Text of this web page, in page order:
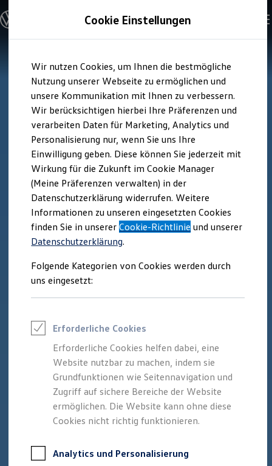
Hauptinhalt
springen
Footer
springen
Modelle und Konfigurator
Konfigurator
Modelle vergleichen
Elektroautos
ENERGY Sondermodelle
Nutzfahrzeuge
SUV und CUV
Familienautos
Kombis
Kompaktwagen
Sportwagen
Schnell verfügbare Fahrzeuge
Angebote und Produkte
Aktuelle Angebote
E-Auto-Förderung
Volkswagen Marktplatz
Die ENERGY Sondermodelle
Junge Gebrauchtwagen und Gebrauchtwagen
Volkswagen Zertifizierte Gebrauchtwagen
Elektromobilität bei Gebrauchtwagen
Saisonangebote
Reifenpakete
Leasing
Leasing-Angebote
Elektroauto Leasing
Kleinwagen-Leasing
Leasing ohne Anzahlung
Finanzierung
Autokredit mit Schlussrate
Versicherungen und Garantien
Kfz-Versicherung
Restschuldversicherungen
Garantien
Professional Class bei Volkswagen
Cookie Einstellungen
Wir nutzen Cookies, um Ihnen die bestmögliche
Nutzung unserer Webseite zu ermöglichen und
unsere Kommunikation mit Ihnen zu verbessern.
Wir berücksichtigen hierbei Ihre Präferenzen und
verarbeiten Daten für Marketing, Analytics und
Personalisierung nur, wenn Sie uns Ihre
Einwilligung geben. Diese können Sie jederzeit mit
Wirkung für die Zukunft im Cookie Manager
(Meine Präferenzen verwalten) in der
Datenschutzerklärung widerrufen. Weitere
Informationen zu unseren eingesetzten Cookies
finden Sie in unsererCookie-Richtlinie und unserer
Datenschutzerklärung.
Folgende Kategorien von Cookies werden durch
uns eingesetzt:
Erforderliche Cookies
Erforderliche Cookies helfen dabei, eine
Website nutzbar zu machen, indem sie
Grundfunktionen wie Seitennavigation und
Zugriff auf sichere Bereiche der Website
ermöglichen. Die Website kann ohne diese
Cookies nicht richtig funktionieren.
Analytics und Personalisierung